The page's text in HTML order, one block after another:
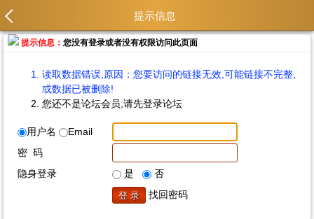
提示信息
提示信息：您没有登录或者没有权限访问此页面
读取数据错误,原因：您要访问的链接无效,可能链接不完整,
或数据已被删除!
您还不是论坛会员,请先登录论坛
用户名
Email
密 码
隐身登录
是
否
找回密码